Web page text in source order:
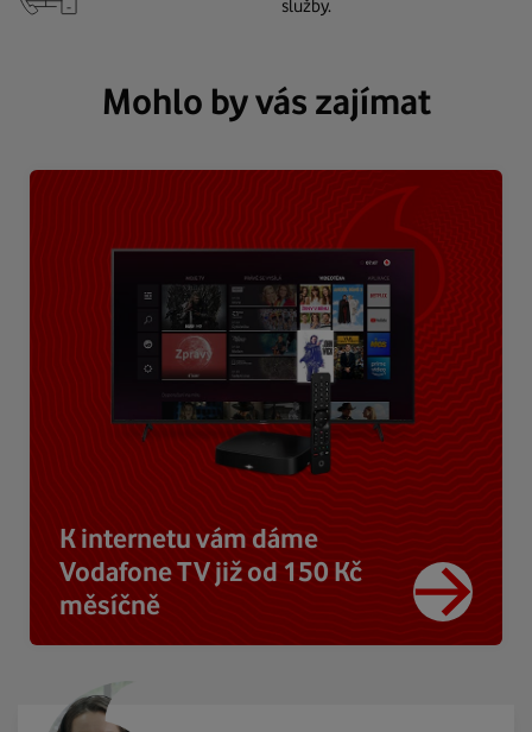
služby.
Mohlo by vás zajímat
K internetu vám dáme
Vodafone TV již od 150 Kč
měsíčně